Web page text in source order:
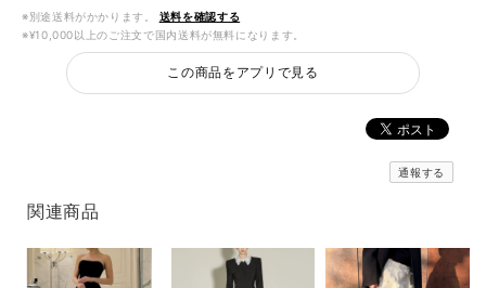
※別途送料がかかります。
送料を確認する
※¥10,000以上のご注文で国内送料が無料になります。
この商品をアプリで見る
通報する
関連商品